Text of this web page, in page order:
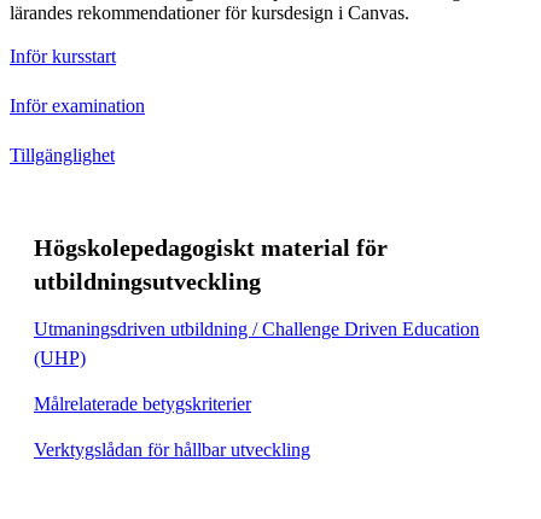
lärandes rekommendationer för kursdesign i Canvas.
Inför kursstart
Inför examination
Tillgänglighet
Högskolepedagogiskt material för
utbildningsutveckling
Utmaningsdriven utbildning / Challenge Driven Education
(UHP)
Målrelaterade betygskriterier
Verktygslådan för hållbar utveckling